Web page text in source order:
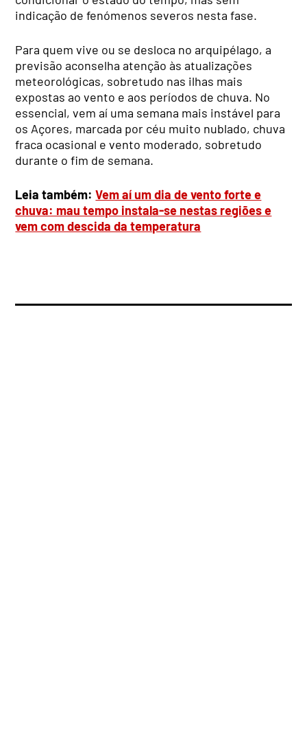
indicação de fenómenos severos nesta fase.
Para quem vive ou se desloca no arquipélago, a
previsão aconselha atenção às atualizações
meteorológicas, sobretudo nas ilhas mais
expostas ao vento e aos períodos de chuva. No
essencial, vem aí uma semana mais instável para
os Açores, marcada por céu muito nublado, chuva
fraca ocasional e vento moderado, sobretudo
durante o fim de semana.
Leia também:Vem aí um dia de vento forte e
chuva: mau tempo instala-se nestas regiões e
vem com descida da temperatura